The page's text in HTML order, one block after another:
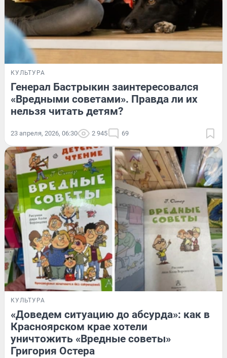
КУЛЬТУРА
Генерал Бастрыкин заинтересовался
«Вредными советами». Правда ли их
нельзя читать детям?
23 апреля, 2026, 06:30 2 945 69
КУЛЬТУРА
«Доведем ситуацию до абсурда»: как в
Красноярском крае хотели
уничтожить «Вредные советы»
Григория Остера